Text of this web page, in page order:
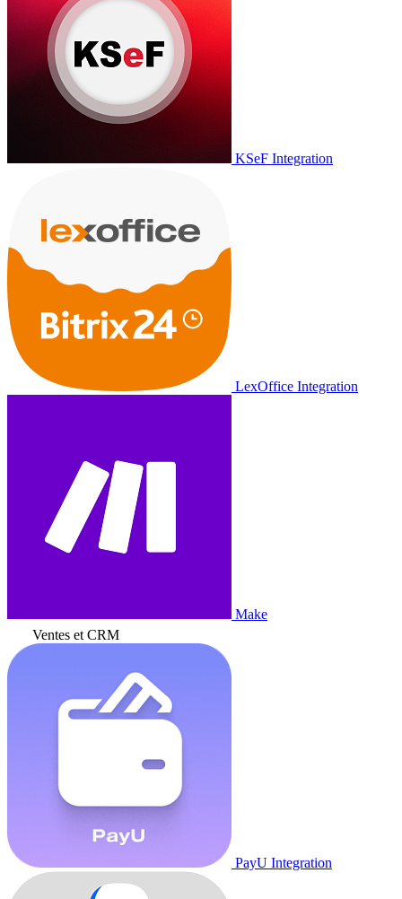
KSeF Integration
LexOffice Integration
Make
Ventes et CRM
PayU Integration